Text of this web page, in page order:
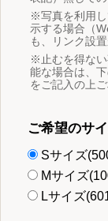
※写真を利用
示する場合（
も、リンク設
※止むを得な
能な場合は、
をご記入の上
ご希望のサ
Sサイズ
Mサイズ
Lサイズ